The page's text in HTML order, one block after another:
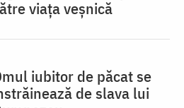
viața veșnică
iubitor de păcat se
de slava lui